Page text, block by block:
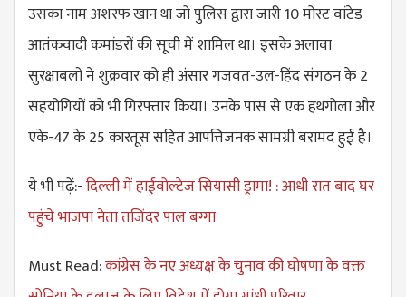
उसका नाम अशरफ खान था जो पुलिस द्वारा जारी 10 मोस्ट वांटेड
आतंकवादी कमांडरों की सूची में शामिल था। इसके अलावा
सुरक्षाबलों ने शुक्रवार को ही अंसार गजवत-उल-हिंद संगठन के 2
सहयोगियों को भी गिरफ्तार किया। उनके पास से एक हथगोला और
एके-47 के 25 कारतूस सहित आपत्तिजनक सामग्री बरामद हुई है।
ये भी पढ़ें:-दिल्ली में हाईवोल्टेज सियासी ड्रामा! : आधी रात बाद घर
पहुंचे भाजपा नेता तजिंदर पाल बग्गा
Must Read:कांग्रेस के नए अध्यक्ष के चुनाव की घोषणा के वक्त